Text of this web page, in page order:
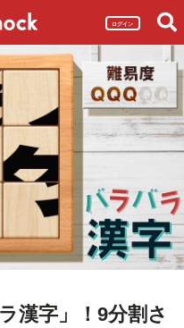
ログイン
漢字」！9分割さ